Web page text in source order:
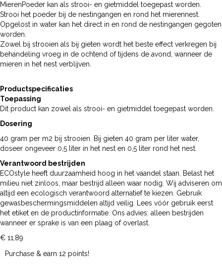
MierenPoeder kan als strooi- en gietmiddel toegepast worden.
Strooi het poeder bij de nestingangen en rond het mierennest.
Opgelost in water kan het direct in en rond de nestingangen gegoten
worden.
Zowel bij strooien als bij gieten wordt het beste effect verkregen bij
behandeling vroeg in de ochtend of tijdens de avond, wanneer de
mieren in het nest verblijven.
Productspecificaties
Toepassing
Dit product kan zowel als strooi- en gietmiddel toegepast worden.
Dosering
40 gram per m2 bij strooien. Bij gieten 40 gram per liter water,
doseer ongeveer 0,5 liter in het nest en 0,5 liter rond het nest.
Verantwoord bestrijden
ECOstyle heeft duurzaamheid hoog in het vaandel staan. Belast het
milieu niet zinloos, maar bestrijd alleen waar nodig. Wij adviseren om
altijd een ecologisch verantwoord alternatief te kiezen. Gebruik
gewasbeschermingsmiddelen altijd veilig. Lees vóór gebruik eerst
het etiket en de productinformatie. Ons advies: alleen bestrijden
wanneer er sprake is van een plaag of overlast.
€ 11,89
Purchase & earn 12 points!